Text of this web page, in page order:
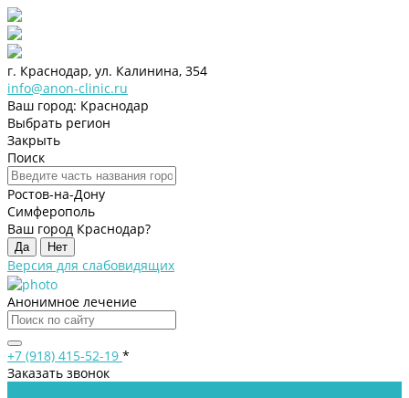
г. Краснодар, ул. Калинина, 354
info@anon-clinic.ru
Ваш город: Краснодар
Выбрать регион
Закрыть
Поиск
Ростов-на-Дону
Симферополь
Ваш город Краснодар?
Да Нет
Версия для слабовидящих
Анонимное лечение
+7 (918) 415-52-19 *
Заказать звонок